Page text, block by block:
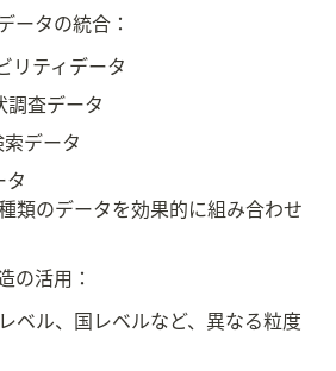
ータの統合：
リティデータ
査データ
データ
タ
類のデータを効果的に組み合わせ
の活用：
ベル、国レベルなど、異なる粒度